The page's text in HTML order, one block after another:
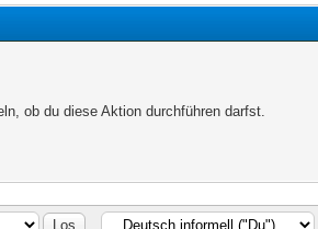
ob du diese Aktion durchführen darfst.